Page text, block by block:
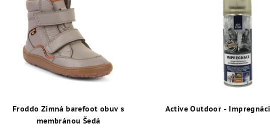
Froddo Zimná barefoot obuv s
membránou Šedá
Active Outdoor -